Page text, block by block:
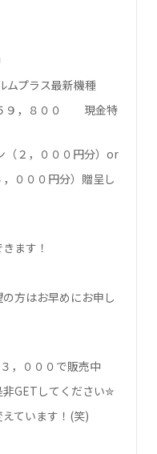
ムプラス最新機種
９，８００ 現金特
（２，０００円分）or
０００円分）贈呈し
ます！
方はお早めにお申し
，０００で販売中
非GETしてください✮
ています！(笑)